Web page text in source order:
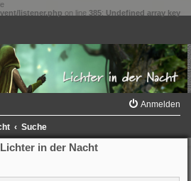
listener.php on line 385: Undefined array key
Anmelden
Suche
in der Nacht